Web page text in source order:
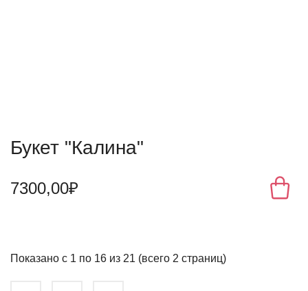
Букет "Калина"
7300,00₽
Показано с 1 по 16 из 21 (всего 2 страниц)